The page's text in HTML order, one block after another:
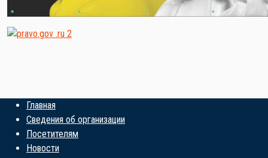
Главная
Сведения об организации
Посетителям
Новости